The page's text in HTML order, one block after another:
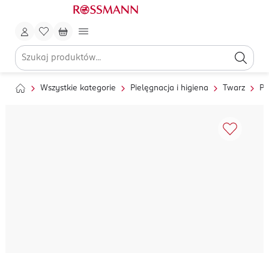
Wszystkie kategorie Pielęgnacja i higiena Twarz